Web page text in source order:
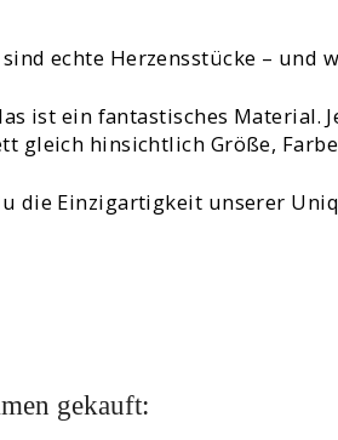
echte Herzensstücke – und
ist ein fantastisches Material.
gleich hinsichtlich Größe,
die Einzigartigkeit unserer
gekauft: